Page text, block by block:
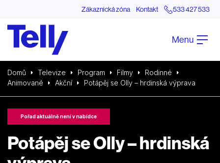
Zákaznická zóna Kontakt 533 427 533
Menu
Domů Televize Program Filmy
Rodinné
Animované
Akční Potápěj se Olly – hrdinská výprava
Pořad aktuálně není v nabídce
Potápěj se Olly – hrdinská